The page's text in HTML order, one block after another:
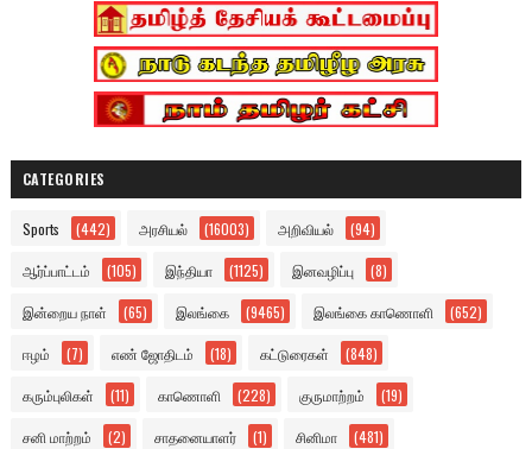
CATEGORIES
Sports (442) அரசியல் (16003) அறிவியல் (94)
ஆர்ப்பாட்டம் (105) இந்தியா (1125) இனவழிப்பு (8)
இன்றைய நாள் (65) இலங்கை (9465) இலங்கை காணொளி (652)
ஈழம் (7) எண் ஜோதிடம் (18) கட்டுரைகள் (848)
கரும்புலிகள் (11) காணொளி (228) குருமாற்றம் (19)
சனி மாற்றம் (2) சாதனையாளர் (1) சினிமா (481)